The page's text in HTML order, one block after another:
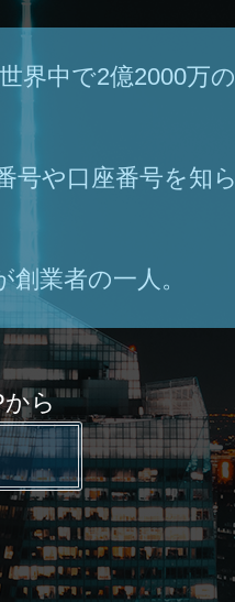
界中で2億2000万の
号や口座番号を知ら
業者の一人。
ら